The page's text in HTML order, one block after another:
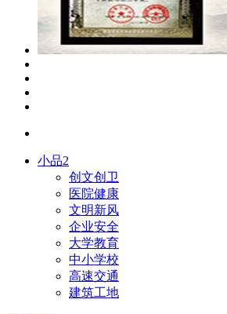
小品2
创文创卫
医院健康
文明新风
企业安全
大学教育
中小学校
高速交通
建筑工地